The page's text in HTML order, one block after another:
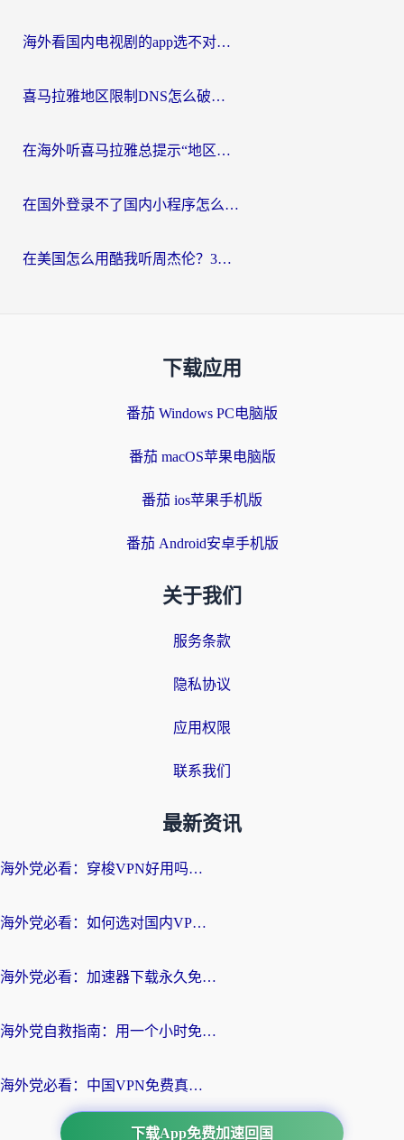
海外看国内电视剧的app选不对？这份回国加速器避坑指南帮你流畅追剧
喜马拉雅地区限制DNS怎么破？海外党听国内音乐听书的终极解决方案
在海外听喜马拉雅总提示“地区限制”？3步轻松解除+听国内音乐全攻略
在国外登录不了国内小程序怎么办？选对回国加速器，轻松解锁国内资源
在美国怎么用酷我听周杰伦？3步搞定海外听歌难题
下载应用
番茄 Windows PC电脑版
番茄 macOS苹果电脑版
番茄 ios苹果手机版
番茄 Android安卓手机版
关于我们
服务条款
隐私协议
应用权限
联系我们
最新资讯
海外党必看：穿梭VPN好用吗？和云帆VPN对比哪个回国效果更好？附真实测评+避坑指南
海外党必看：如何选对国内VPN，实现无缝访问国内资源？
海外党必看：加速器下载永久免费版真的存在吗？教你无缝访问国内资源的正确姿势
海外党自救指南：用一个小时免费加速器，轻松打破国内资源访问壁垒？
海外党必看：中国VPN免费真的靠谱吗？手把手教你选对回国加速器
下载App免费加速回国